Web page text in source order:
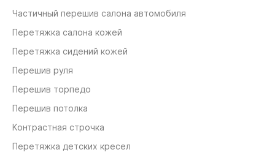
Частичный перешив салона автомобиля
Перетяжка салона кожей
Перетяжка сидений кожей
Перешив руля
Перешив торпедо
Перешив потолка
Контрастная строчка
Перетяжка детских кресел